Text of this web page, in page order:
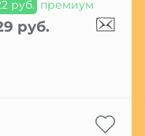
руб. премиум
руб.